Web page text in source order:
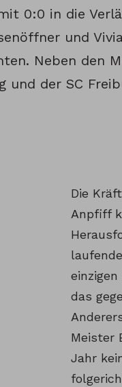
0:0 in die
und
Neben den
und der SC
Die
Anpfiff
das
Meister
Jahr